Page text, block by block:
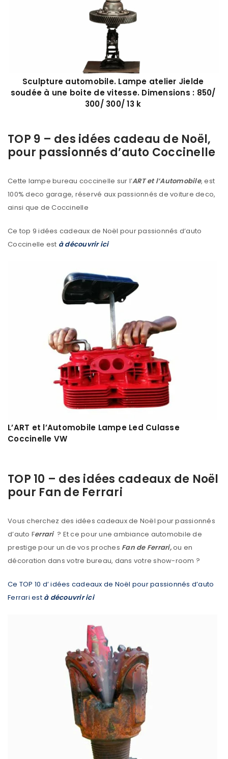
Sculpture automobile. Lampe atelier Jielde
soudée à une boite de vitesse. Dimensions : 850/
300/ 300/ 13 k
TOP 9 – des idées cadeau de Noël,
pour passionnés d’auto Coccinelle
Cette lampe bureau coccinelle sur l’ART et l’Automobile, est
100% deco garage, réservé aux passionnés de voiture deco,
ainsi que de Coccinelle
Ce top 9 idées cadeaux de Noël pour passionnés d’auto
Coccinelle est à découvrir ici
L’ART et l’Automobile Lampe Led Culasse
Coccinelle VW
TOP 10 – des idées cadeaux de Noël
pour Fan de Ferrari
Vous cherchez des idées cadeaux de Noël pour passionnés
d’auto Ferrari? Et ce pour une ambiance automobile de
prestige pour un de vos proches Fan de Ferrari,ou en
décoration dans votre bureau, dans votre show-room ?
Ce TOP 10 d’ idées cadeaux de Noël pour passionnés d’auto
Ferrari està découvrir ici